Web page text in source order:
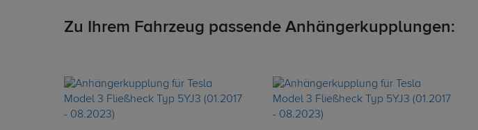
Zu Ihrem Fahrzeug passende Anhängerkupplungen: